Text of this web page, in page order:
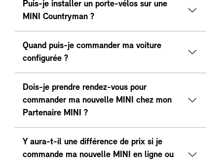
Puis-je installer un porte-vélos sur une
MINI Countryman ?
Quand puis-je commander ma voiture
configurée ?
Dois-je prendre rendez-vous pour
commander ma nouvelle MINI chez mon
Partenaire MINI ?
Y aura-t-il une différence de prix si je
commande ma nouvelle MINI en ligne ou